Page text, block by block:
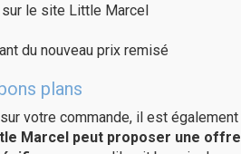
le site Little Marcel
du nouveau prix remisé
plans
votre commande, il est également
Marcel peut proposer une offre